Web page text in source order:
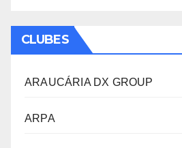
CLUBES
ARAUCÁRIA DX GROUP
ARPA